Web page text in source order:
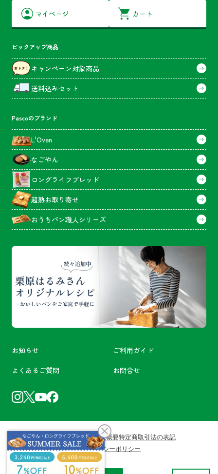
マイページ カート
ピックアップ商品
キャンペーン対象商品
送料込みセット
Pascoのブランド
L'Oven
なごやん
ロングライフブレッド
超熟お取り寄せ
おうちパン職人シリーズ
お知らせ ご利用ガイド
よくあるご質問 お問合せ
利用規約会員規約会社概要特定商取引法の表記
プライバシーポリシー